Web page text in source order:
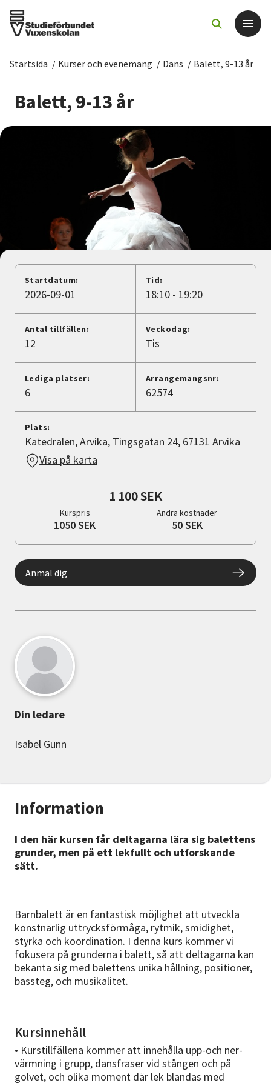
För dig som
Sök kurser och evenemang
Starta studiecirkel
Cirkelledare
Nyheter
Avdelningar
Lyssna
Startsida / Kurser och evenemang / Dans / Balett, 9-13 år
Balett, 9-13 år
Information
I den här kursen får deltagarna lära sig balettens
grunder, men på ett lekfullt och utforskande
sätt.
Barnbalett är en fantastisk möjlighet att utveckla
konstnärlig uttrycksförmåga, rytmik, smidighet,
styrka och koordination. I denna kurs kommer vi
fokusera på grunderna i balett, så att deltagarna kan
bekanta sig med balettens unika hållning, positioner,
bassteg, och musikalitet.
Kursinnehåll
• Kurstillfällena kommer att innehålla upp-och ner-
värmning i grupp, dansfraser vid stången och på
golvet, och olika moment där lek blandas med
Startdatum:
2026-09-01
Tid:
18:10 - 19:20
Antal tillfällen:
12
Veckodag:
Tis
Lediga platser:
6
Arrangemangsnr:
62574
Plats:
Katedralen, Arvika, Tingsgatan 24, 67131 Arvika
Visa på karta
1 100 SEK
Kurspris
1050 SEK
Andra kostnader
50 SEK
Anmäl dig
Din ledare
Isabel Gunn